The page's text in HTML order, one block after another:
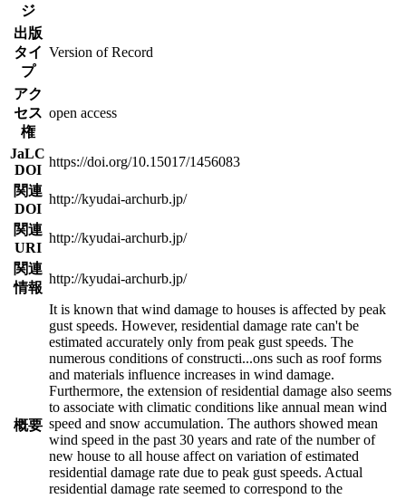
ジ
出版
タイ
プ
Version of Record
アク
セス
権
open access
JaLC
DOI
https://doi.org/10.15017/1456083
関連
DOI
http://kyudai-archurb.jp/
関連
URI
http://kyudai-archurb.jp/
関連
情報
http://kyudai-archurb.jp/
概要
It is known that wind damage to houses is affected by peak
gust speeds. However, residential damage rate can't be
estimated accurately only from peak gust speeds. The
numerous conditions of constructi...ons such as roof forms
and materials influence increases in wind damage.
Furthermore, the extension of residential damage also seems
to associate with climatic conditions like annual mean wind
speed and snow accumulation. The authors showed mean
wind speed in the past 30 years and rate of the number of
new house to all house affect on variation of estimated
residential damage rate due to peak gust speeds. Actual
residential damage rate seemed to correspond to the